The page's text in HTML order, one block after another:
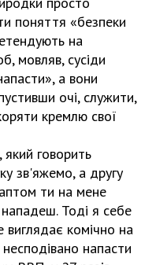
поняття «безпеки
на
мовляв, сусіди
а вони
очі, служити,
кремлю свої
говорить
зв'яжемо, а другу
ти на мене
Тоді я себе
виглядає комічно на
напасти